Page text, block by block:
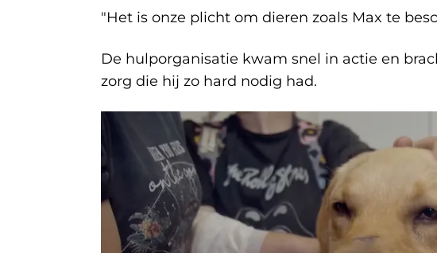
"Het is onze plicht om dieren zoals Max te
De hulporganisatie kwam snel in actie en
zorg die hij zo hard nodig had.